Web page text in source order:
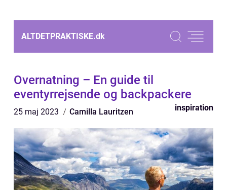
ALTDETPRAKTISKE.dk
Overnatning – En guide til
eventyrrejsende og backpackere
25 maj 2023 Camilla Lauritzen inspiration